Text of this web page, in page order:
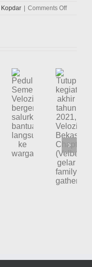
Kopdar Comments Offon
Indosat
Ooredoo
Peduli
Semeru,
Velozity
bergerak
salurkan
bantuan
Tutup
kegiatan
akhir
tahun
2021,
Velozity
Bekasi
Chapter
(Velbec)